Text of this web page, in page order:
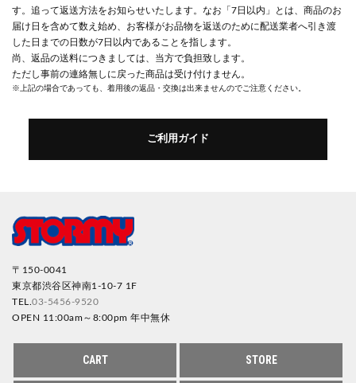
す。追って返送方法をお知らせいたします。なお「7日以内」とは、商品のお
届け日を含めて数え始め、お客様がお品物を返送のために配送業者へ引き渡
した日までの日数が7日以内であることを指します。
尚、返品の送料につきましては、当方で負担致します。
ただし事前の連絡無しに戻った商品は受け付けません。
※上記の場合であっても、着用後の返品・交換は出来ませんのでご注意ください。
ご利用ガイド
〒150-0041
東京都渋谷区神南1-10-7 1F
TEL. 03-5456-9520
OPEN 11:00am～8:00pm 年中無休
CART STORE